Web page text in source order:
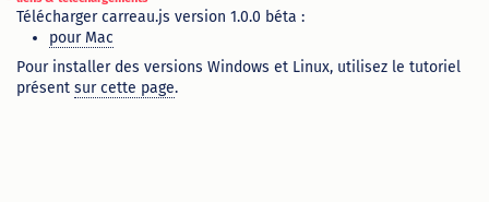
Télécharger carreau.js version 1.0.0 béta :
pour Mac
Pour installer des versions Windows et Linux, utilisez le tutoriel
présent sur cette page.